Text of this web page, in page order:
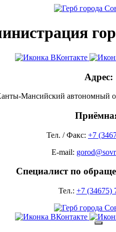
Адрес:
Мансийский автономный
Тел. / Факс: +7
E-mail:
Специалист по
Тел.: +7 (34675)